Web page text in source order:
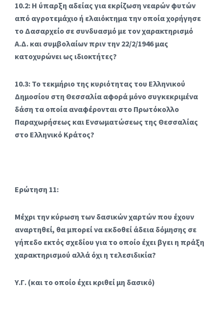
10.2: Η ύπαρξη αδείας για εκρίζωση νεαρών φυτών
από αγροτεμάχιο ή ελαιόκτημα την οποία χορήγησε
το Δασαρχείο σε συνδυασμό με τον χαρακτηρισμό
Α.Δ. και συμβολαίων πριν την 22/2/1946 μας
κατοχυρώνει ως ιδιοκτήτες?
10.3: Το τεκμήριο της κυριότητας του Ελληνικού
Δημοσίου στη Θεσσαλία αφορά μόνο συγκεκριμένα
δάση τα οποία αναφέρονται στο Πρωτόκολλο
Παραχωρήσεως και Ενσωματώσεως της Θεσσαλίας
στο Ελληνικό Κράτος?
Ερώτηση 11:
Μέχρι την κύρωση των δασικών χαρτών που έχουν
αναρτηθεί, θα μπορεί να εκδοθεί άδεια δόμησης σε
γήπεδο εκτός σχεδίου για το οποίο έχει βγει η πράξη
χαρακτηρισμού αλλά όχι η τελεσιδικία?
Υ.Γ. (και το οποίο έχει κριθεί μη δασικό)